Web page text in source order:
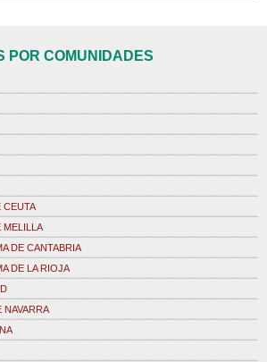
POR COMUNIDADES
CEUTA
MELILLA
DE CANTABRIA
DE LA RIOJA
NAVARRA